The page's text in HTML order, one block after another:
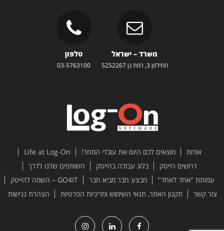
משרד – ישראל
החילזון 3, רמת גן 5252267
טלפון
03-5763100
אודות מוצאים לכם היום את עובדי המחר!
Life at Log-On
דרושים הייטק
בלוג עבודה בהייטק
השותפים שלנו לדרך
עמותת "אחד לאחד"
מבצע חבר מביא חבר
GO4IT – השמה להייטק
צור קשר
תקנון האתר, תנאי השימוש ומדיניות הפרטיות הצהרת נגישות